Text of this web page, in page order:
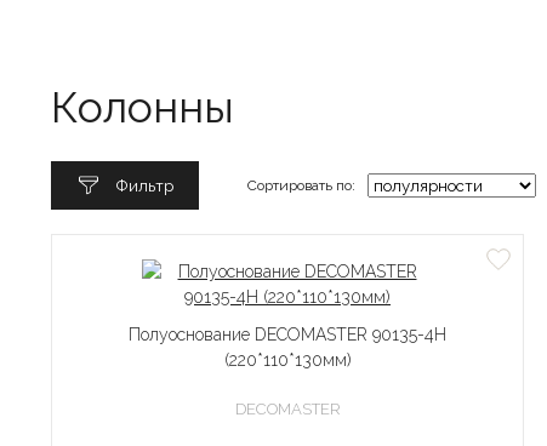
Колонны
Фильтр Сортировать по:
Полуоснование DECOMASTER 90135-4H
(220*110*130мм)
DECOMASTER